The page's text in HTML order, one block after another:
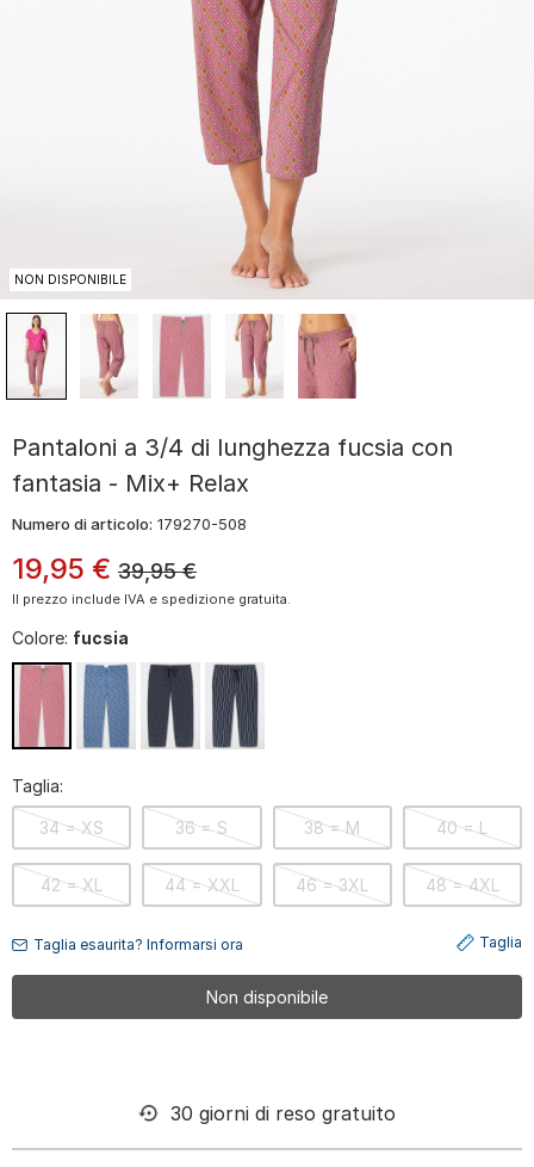
NON DISPONIBILE
Pantaloni a 3/4 di lunghezza fucsia con
fantasia - Mix+ Relax
Numero di articolo: 179270-508
19,95 € 39,95€
Il prezzo include IVA e spedizione gratuita.
Colore: fucsia
Taglia:
34 = XS 36 = S 38 = M 40 = L
42 = XL 44 = XXL 46 = 3XL 48 = 4XL
Taglia esaurita? Informarsi ora Taglia
Non disponibile
30 giorni di reso gratuito